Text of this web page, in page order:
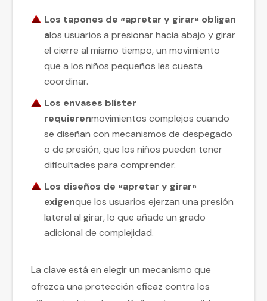
Los tapones de «apretar y girar» obligan
alos usuarios a presionar hacia abajo y girar
el cierre al mismo tiempo, un movimiento
que a los niños pequeños les cuesta
coordinar.
Los envases blíster
requierenmovimientos complejos cuando
se diseñan con mecanismos de despegado
o de presión, que los niños pueden tener
dificultades para comprender.
Los diseños de «apretar y girar»
exigenque los usuarios ejerzan una presión
lateral al girar, lo que añade un grado
adicional de complejidad.
La clave está en elegir un mecanismo que
ofrezca una protección eficaz contra los